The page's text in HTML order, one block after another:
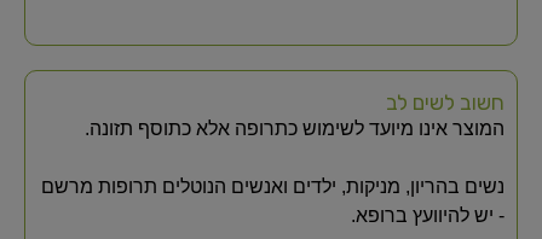
חשוב לשים לב
המוצר אינו מיועד לשימוש כתרופה אלא כתוסף תזונה.
נשים בהריון, מניקות, ילדים ואנשים הנוטלים תרופות מרשם
- יש להיוועץ ברופא.